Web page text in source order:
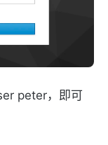
peter，即可